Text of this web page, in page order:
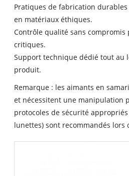
Pratiques de fabrication
en matériaux éthiques.
Contrôle qualité sans compromis
critiques.
Support technique dédié tout au
produit.
Remarque : les aimants en
et nécessitent une manipulation
protocoles de sécurité
lunettes) sont recommandés lors